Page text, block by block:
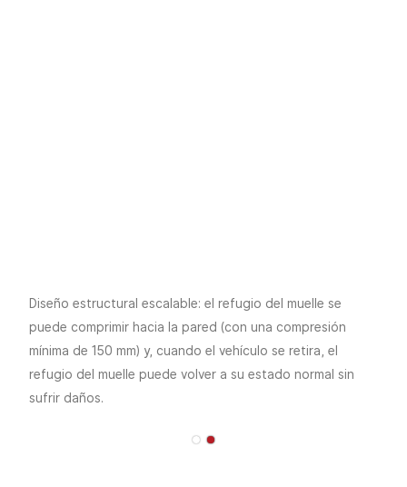
Diseño estructural escalable: el refugio del muelle se
puede comprimir hacia la pared (con una compresión
mínima de 150 mm) y, cuando el vehículo se retira, el
refugio del muelle puede volver a su estado normal sin
sufrir daños.